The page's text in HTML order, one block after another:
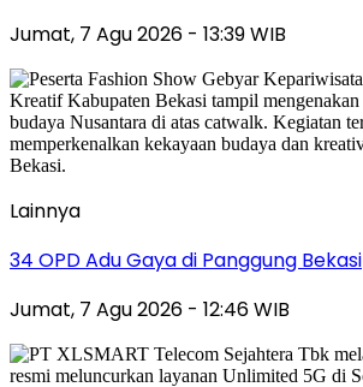
Jumat, 7 Agu 2026 - 13:39 WIB
Lainnya
34 OPD Adu Gaya di Panggung Bekasi
Jumat, 7 Agu 2026 - 12:46 WIB